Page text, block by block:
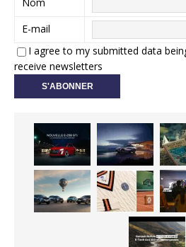
E-mail
I agree to my submitted data
receive newsletters